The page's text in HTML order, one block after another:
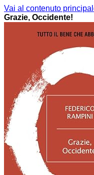
Vai al contenuto
Grazie, Occidente!